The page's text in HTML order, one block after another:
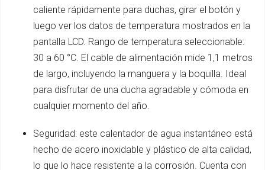
caliente rápidamente para duchas, girar el botón y
luego ver los datos de temperatura mostrados en la
pantalla LCD. Rango de temperatura seleccionable:
30 a 60 °C. El cable de alimentación mide 1,1 metros
de largo, incluyendo la manguera y la boquilla. Ideal
para disfrutar de una ducha agradable y cómoda en
cualquier momento del año.
Seguridad: este calentador de agua instantáneo está
hecho de acero inoxidable y plástico de alta calidad,
lo que lo hace resistente a la corrosión. Cuenta con